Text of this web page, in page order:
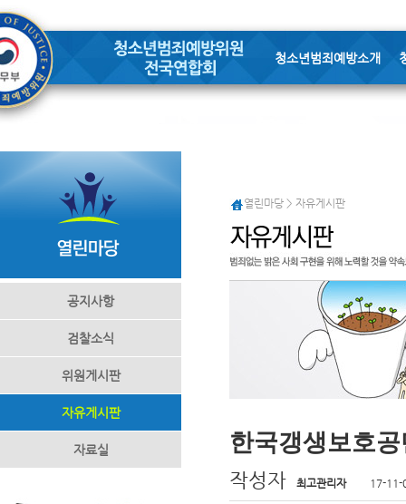
청소년범죄예방소개
공지사항
검찰소식
위원게시판
자유게시판
자료실
열린마당 > 자유게시판
한국갱생보호
작성자 최고관리자 17-11-